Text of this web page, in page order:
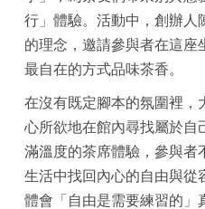
行」體驗。活動中，創辦人
的理念，邀請參與者在這座
最自在的方式品味茶香。
在沒有既定腳本的氛圍裡，
心所欲地在館內尋找屬於自
滿溫度的茶席體驗，參與者
生活中找回內心的自由與從
體會「自由是需要練習的」